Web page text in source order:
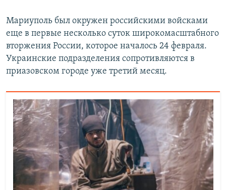
Мариуполь был окружен российскими войсками
еще в первые несколько суток широкомасштабного
вторжения России, которое началось 24 февраля.
Украинские подразделения сопротивляются в
приазовском городе уже третий месяц.